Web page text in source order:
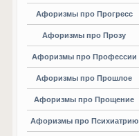
Афоризмы про Прогресс
Афоризмы про Прозу
Афоризмы про Профессии
Афоризмы про Прошлое
Афоризмы про Прощение
Афоризмы про Психиатрию